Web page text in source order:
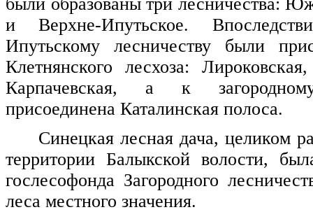
и Верхне-Ипутьское.
Ипутьскому лесничеству были
Клетнянского лесхоза:
Карпачевская, а к
присоединена Каталинская полоса.
Синецкая лесная дача, целиком
территории Балыкской волости,
гослесофонда Загородного
леса местного значения.